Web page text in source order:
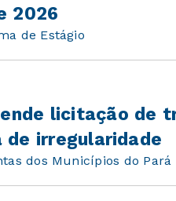
2026
de Estágio
licitação de
de irregularidade
dos Municípios do Pará